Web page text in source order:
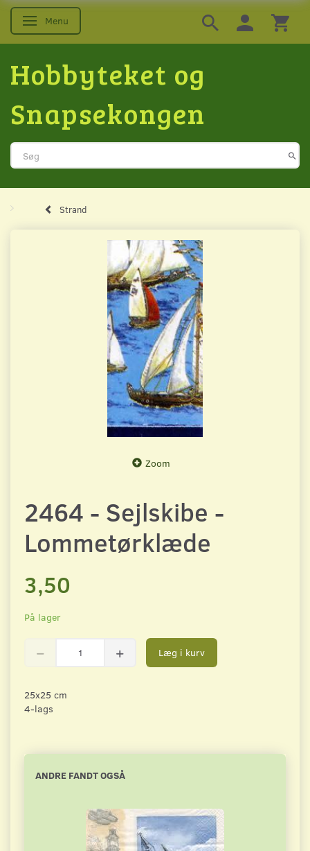
Skifte navigation
Menu
Hobbyteket og
Snapsekongen
Strand
Zoom
2464 - Sejlskibe -
Lommetørklæde
3,50
På lager
Læg i kurv
25x25 cm
4-lags
ANDRE FANDT OGSÅ